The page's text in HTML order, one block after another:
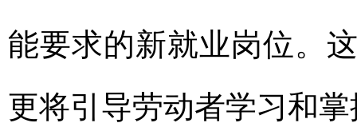
能要求的新就业岗位。
更将引导劳动者学习和